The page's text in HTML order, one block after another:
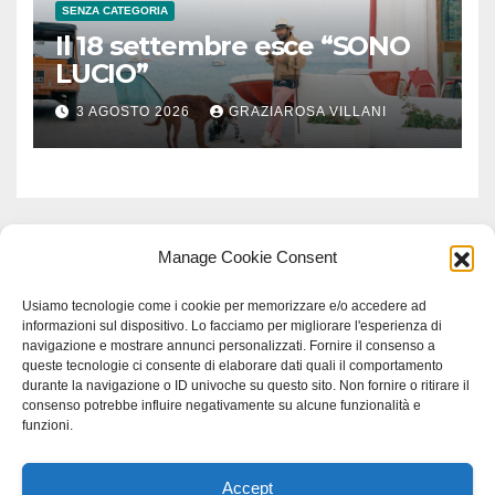
Manage Cookie Consent
Usiamo tecnologie come i cookie per memorizzare e/o accedere ad
informazioni sul dispositivo. Lo facciamo per migliorare l'esperienza di
navigazione e mostrare annunci personalizzati. Fornire il consenso a
queste tecnologie ci consente di elaborare dati quali il comportamento
durante la navigazione o ID univoche su questo sito. Non fornire o ritirare il
consenso potrebbe influire negativamente su alcune funzionalità e
funzioni.
Accept
SENZA CATEGORIA
Il 18 settembre esce “SONO
LUCIO”
3 AGOSTO 2026 GRAZIAROSA VILLANI